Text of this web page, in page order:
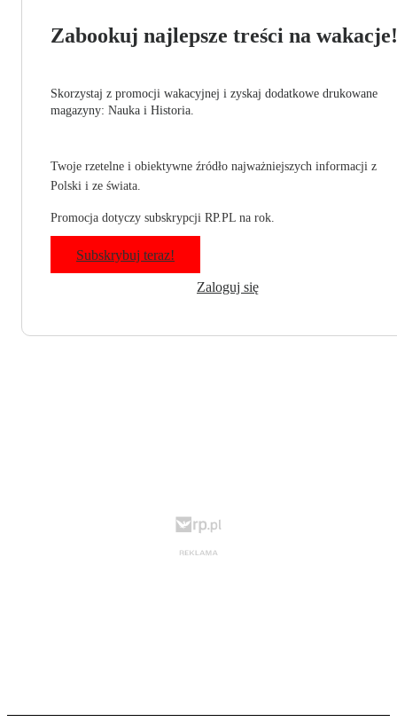
Zabookuj najlepsze treści na wakacje!
Skorzystaj z promocji wakacyjnej i zyskaj dodatkowe drukowane
magazyny: Nauka i Historia.
Twoje rzetelne i obiektywne źródło najważniejszych informacji z
Polski i ze świata.
Promocja dotyczy subskrypcji RP.PL na rok.
Subskrybuj teraz!
Zaloguj się